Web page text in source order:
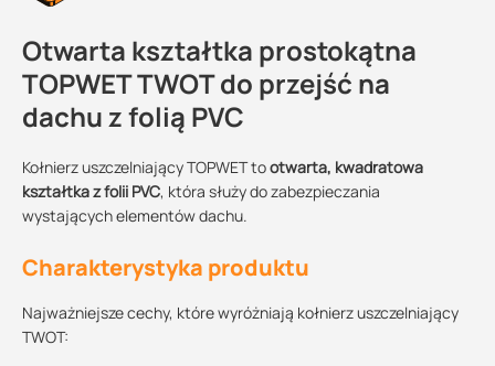
Otwarta kształtka prostokątna
TOPWET TWOT do przejść na
dachu z folią PVC
Kołnierz uszczelniający TOPWET tootwarta, kwadratowa
kształtka z folii PVC, która służy do zabezpieczania
wystających elementów dachu.
Charakterystyka produktu
Najważniejsze cechy, które wyróżniają kołnierz uszczelniający
TWOT: